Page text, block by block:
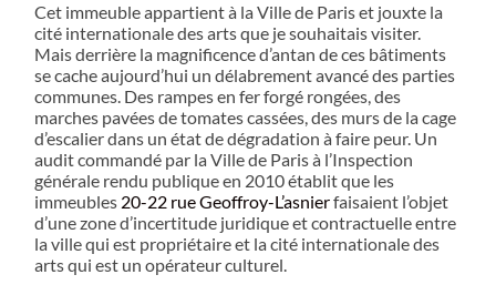
Cet immeuble appartient à la Ville de Paris et jouxte la
cité internationale des arts que je souhaitais visiter.
Mais derrière la magnificence d’antan de ces bâtiments
se cache aujourd’hui un délabrement avancé des parties
communes. Des rampes en fer forgé rongées, des
marches pavées de tomates cassées, des murs de la cage
d’escalier dans un état de dégradation à faire peur. Un
audit commandé par la Ville de Paris à l’Inspection
générale rendu publique en 2010 établit que les
immeubles 20-22 rue Geoffroy-L’asnierfaisaient l’objet
d’une zone d’incertitude juridique et contractuelle entre
la ville qui est propriétaire et la cité internationale des
arts qui est un opérateur culturel.